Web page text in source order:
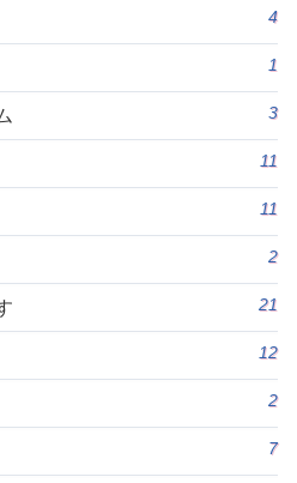
4
1
3
11
11
2
21
12
2
7